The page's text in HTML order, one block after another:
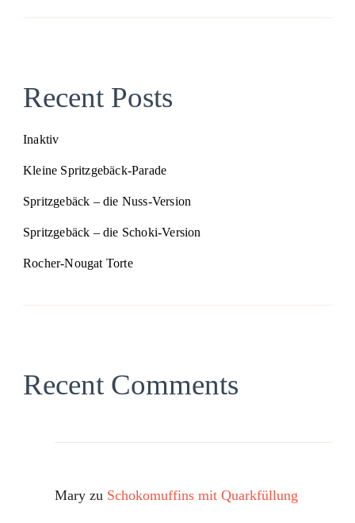
Recent Posts
Inaktiv
Kleine Spritzgebäck-Parade
Spritzgebäck – die Nuss-Version
Spritzgebäck – die Schoki-Version
Rocher-Nougat Torte
Recent Comments
Mary zu Schokomuffins mit Quarkfüllung